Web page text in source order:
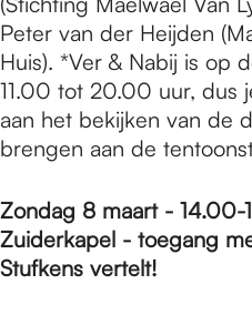
Peter van der Heijden
Huis). *Ver & Nabij is op
11.00 tot 20.00 uur, dus
aan het bekijken van de
brengen aan de
Zondag 8 maart - 14.00-
Zuiderkapel - toegang
Stufkens vertelt!